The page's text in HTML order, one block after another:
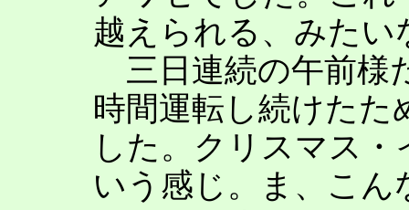
越えられる、みたい
三日連続の午前様
時間運転し続けたた
した。クリスマス
いう感じ。ま、こ